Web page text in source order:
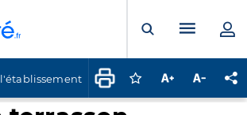
Ouvrir laMenu
l'établissement Connectez-vous
Augmenter la